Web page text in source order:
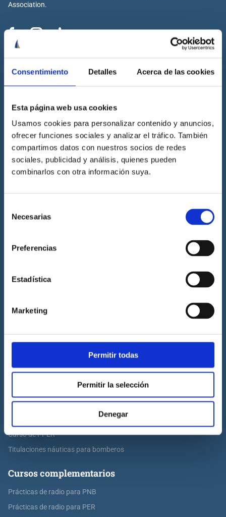
Consentimiento Detalles Acerca de las cookies
Esta página web usa cookies
Usamos cookies para personalizar contenido y anuncios,
ofrecer funciones sociales y analizar el tráfico. También
compartimos datos con nuestros socios de redes
sociales, publicidad y análisis, quienes pueden
combinarlos con otra información suya.
Necesarias
Preferencias
Estadística
Marketing
Permitir todas
Permitir la selección
Denegar
Association.
Escuela náutica
Contacta con Cenáutica
Historia de Cenáutica
Trabaja con Cenáutica
Sala de prensa
Preguntas frecuentes
Prácticas de titulaciones náuticas
Prácticas de habilitación a vela
Titulaciones náuticas
Curso de Licencia de Navegación
Curso de PNB
Curso de Patrón de Yate
Curso de PPER
Titulaciones náuticas para bomberos
Cursos complementarios
Prácticas de radio para PNB
Prácticas de radio para PER